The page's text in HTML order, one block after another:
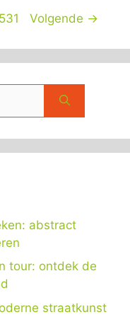
Pagina
531 Volgende →
abstract
tour: ontdek de
straatkunst